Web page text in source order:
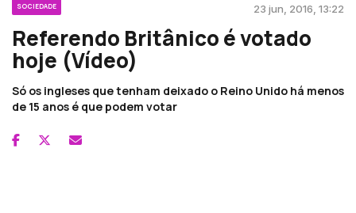
SOCIEDADE 23 jun, 2016, 13:22
Referendo Britânico é votado
hoje (Vídeo)
Só os ingleses que tenham deixado o Reino Unido há menos
de 15 anos é que podem votar